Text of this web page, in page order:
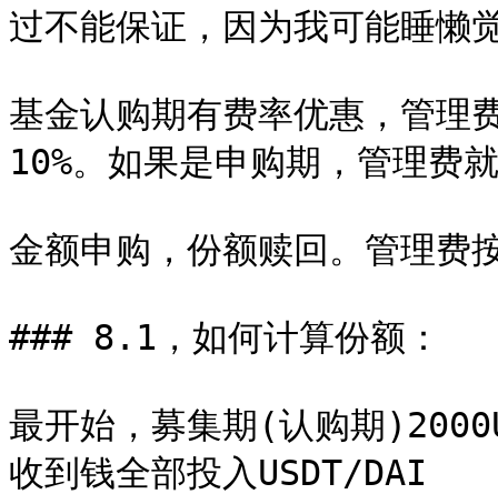
过不能保证，因为我可能睡懒
基金认购期有费率优惠，管理
10%。如果是申购期，管理费
金额申购，份额赎回。管理费
### 8.1，如何计算份额：
最开始，募集期(认购期
收到钱全部投入USDT/DAI